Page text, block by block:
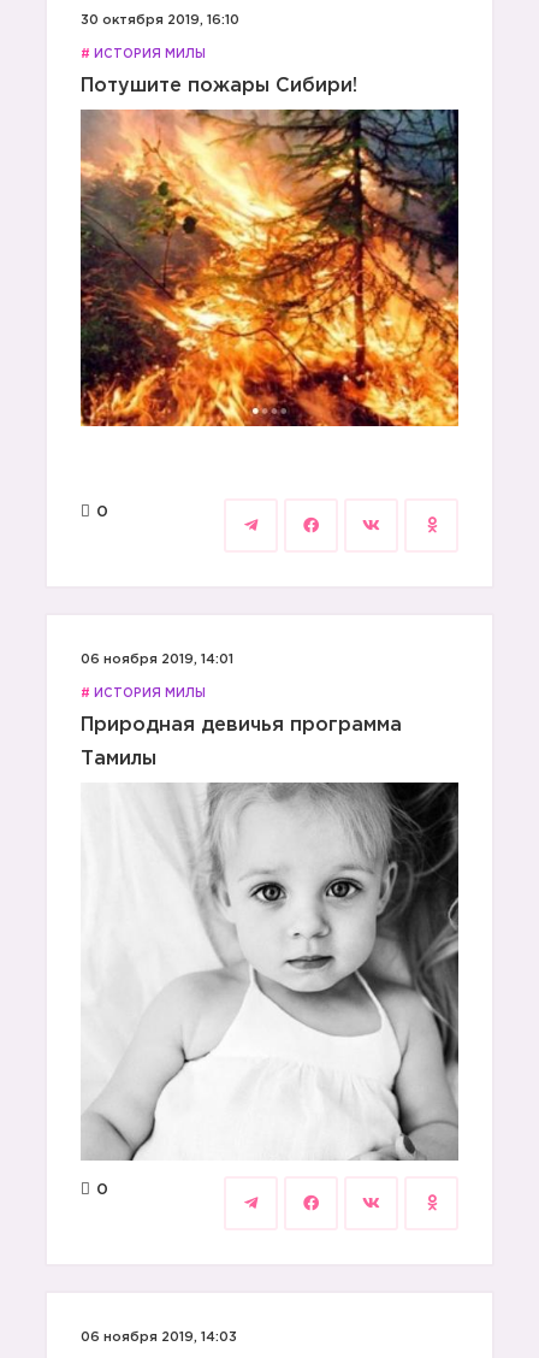
30 октября 2019, 16:10
# ИСТОРИЯ МИЛЫ
Потушите пожары Сибири!
0
06 ноября 2019, 14:01
# ИСТОРИЯ МИЛЫ
Природная девичья программа
Тамилы
0
06 ноября 2019, 14:03